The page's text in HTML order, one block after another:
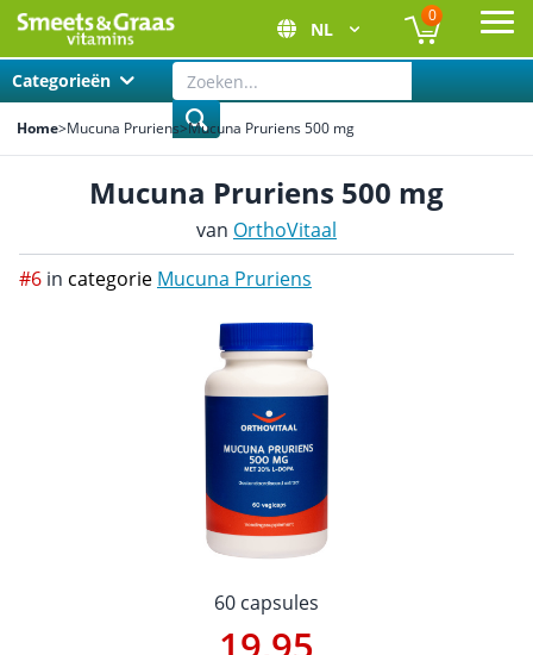
NL
0
Categorieën
Home>Mucuna Pruriens>Mucuna Pruriens 500 mg
Mucuna Pruriens 500 mg
van OrthoVitaal
#6 in categorie Mucuna Pruriens
60 capsules